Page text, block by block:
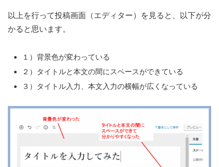
以上を行って投稿画面（エディター）を見ると、以下が分
かると思います。
１）背景色が変わっている
２）タイトルと本文の間にスペースができている
３）タイトル入力、本文入力の横幅が広くなっている